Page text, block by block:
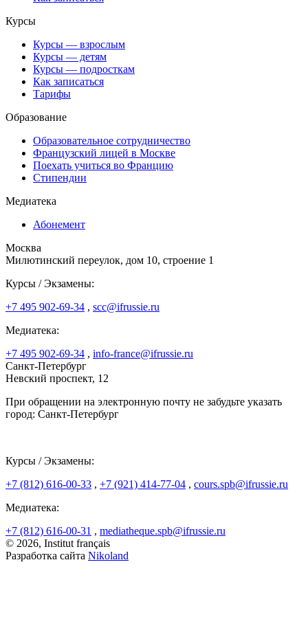
Курсы
Курсы — взрослым
Курсы — детям
Курсы — подросткам
Как записаться
Тарифы
Образование
Образовательное сотрудничество
Французский лицей в Москве
Поехать учиться во Францию
Стипендии
Медиатека
Абонемент
Москва
Милютинский переулок, дом 10, строение 1
Курсы / Экзамены:
+7 495 902-69-34 , scc@ifrussie.ru
Медиатека:
+7 495 902-69-34 , info-france@ifrussie.ru
Санкт-Петербург
Невский проспект, 12
При обращении на электронную почту не забудьте указать
город: Санкт-Петербург
Курсы / Экзамены:
+7 (812) 616-00-33 , +7 (921) 414-77-04 , cours.spb@ifrussie.ru
Медиатека:
+7 (812) 616-00-31 , mediatheque.spb@ifrussie.ru
© 2026, Institut français
Разработка сайта Nikoland